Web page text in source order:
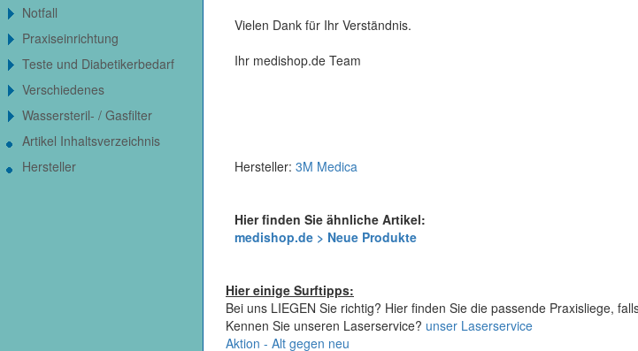
Vielen Dank für Ihr Verständnis.
Ihr medishop.de Team
Hersteller: 3M Medica
Hier finden Sie ähnliche Artikel:
medishop.de > Neue Produkte
Hier einige Surftipps:
Bei uns LIEGEN Sie richtig? Hier finden Sie die passende Praxisliege,
Kennen Sie unseren Laserservice? unser Laserservice
Aktion - Alt gegen neu
Notfall
Praxiseinrichtung
Teste und Diabetikerbedarf
Verschiedenes
Wassersteril- / Gasfilter
Artikel Inhaltsverzeichnis
Hersteller